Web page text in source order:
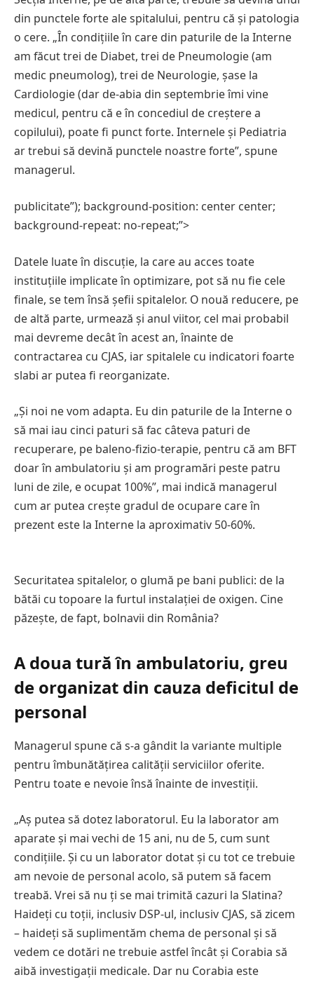
din punctele forte ale spitalului, pentru că și patologia
o cere. „În condițiile în care din paturile de la Interne
am făcut trei de Diabet, trei de Pneumologie (am
medic pneumolog), trei de Neurologie, șase la
Cardiologie (dar de-abia din septembrie îmi vine
medicul, pentru că e în concediul de creștere a
copilului), poate fi punct forte. Internele și Pediatria
ar trebui să devină punctele noastre forte”, spune
managerul.
publicitate”); background-position: center center;
background-repeat: no-repeat;”>
Datele luate în discuție, la care au acces toate
instituțiile implicate în optimizare, pot să nu fie cele
finale, se tem însă șefii spitalelor. O nouă reducere, pe
de altă parte, urmează și anul viitor, cel mai probabil
mai devreme decât în acest an, înainte de
contractarea cu CJAS, iar spitalele cu indicatori foarte
slabi ar putea fi reorganizate.
„Și noi ne vom adapta. Eu din paturile de la Interne o
să mai iau cinci paturi să fac câteva paturi de
recuperare, pe baleno-fizio-terapie, pentru că am BFT
doar în ambulatoriu și am programări peste patru
luni de zile, e ocupat 100%”, mai indică managerul
cum ar putea crește gradul de ocupare care în
prezent este la Interne la aproximativ 50-60%.
Securitatea spitalelor, o glumă pe bani publici: de la
bătăi cu topoare la furtul instalației de oxigen. Cine
păzește, de fapt, bolnavii din România?
A doua tură în ambulatoriu, greu
de organizat din cauza deficitul de
personal
Managerul spune că s-a gândit la variante multiple
pentru îmbunătățirea calității serviciilor oferite.
Pentru toate e nevoie însă înainte de investiții.
„Aș putea să dotez laboratorul. Eu la laborator am
aparate și mai vechi de 15 ani, nu de 5, cum sunt
condițiile. Și cu un laborator dotat și cu tot ce trebuie
am nevoie de personal acolo, să putem să facem
treabă. Vrei să nu ți se mai trimită cazuri la Slatina?
Haideți cu toții, inclusiv DSP-ul, inclusiv CJAS, să zicem
– haideți să suplimentăm chema de personal și să
vedem ce dotări ne trebuie astfel încât și Corabia să
aibă investigații medicale. Dar nu Corabia este